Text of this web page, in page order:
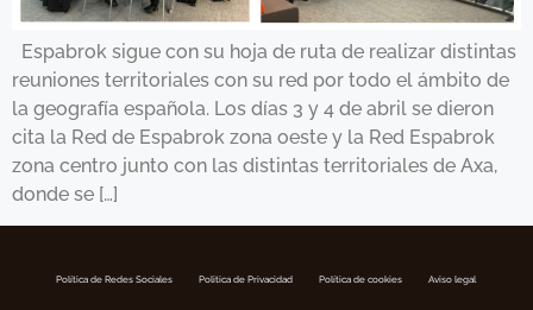
Espabrok sigue con su hoja de ruta de realizar distintas
reuniones territoriales con su red por todo el ámbito de
la geografía española. Los días 3 y 4 de abril se dieron
cita la Red de Espabrok zona oeste y la Red Espabrok
zona centro junto con las distintas territoriales de Axa,
donde se […]
Política de Redes Sociales Politica de Privacidad Política de cookies Aviso legal